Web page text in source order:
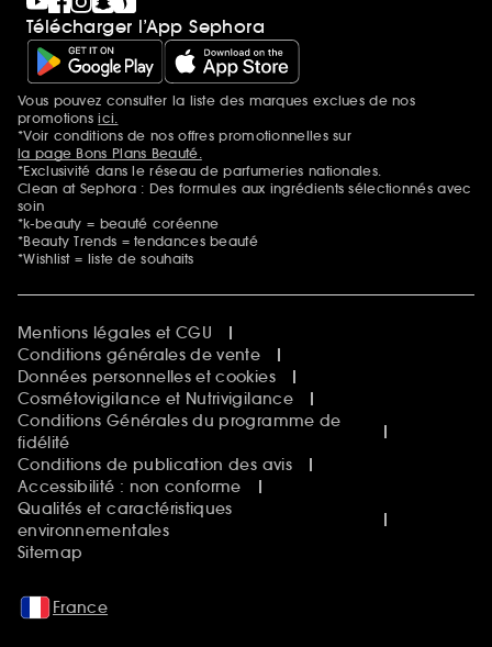
Télécharger l’App Sephora
Mentions additionnelles
Vous pouvez consulter la liste des marques exclues de nos
promotionsici.
*Voir conditions de nos offres promotionnelles sur
la page Bons Plans Beauté.
*Exclusivité dans le réseau de parfumeries nationales.
Clean at Sephora : Des formules aux ingrédients sélectionnés avec
soin
*k-beauty = beauté coréenne
*Beauty Trends = tendances beauté
*Wishlist = liste de souhaits
Mentions légales et CGU
Conditions générales de vente
Données personnelles et cookies
Cosmétovigilance et Nutrivigilance
Conditions Générales du programme de
fidélité
Conditions de publication des avis
Accessibilité : non conforme
Qualités et caractéristiques
environnementales
Sitemap
France